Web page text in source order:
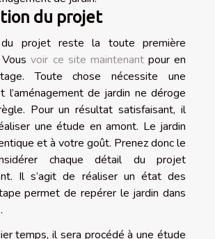
du projet
du projet reste la toute première
Vousvoir ce site maintenantpour en
Toute chose nécessite une
l’aménagement de jardin ne déroge
Pour un résultat satisfaisant, il
une étude en amont. Le jardin
et à votre goût. Prenez donc le
chaque détail du projet
Il s’agit de réaliser un état des
permet de repérer le jardin dans
temps, il sera procédé à une étude